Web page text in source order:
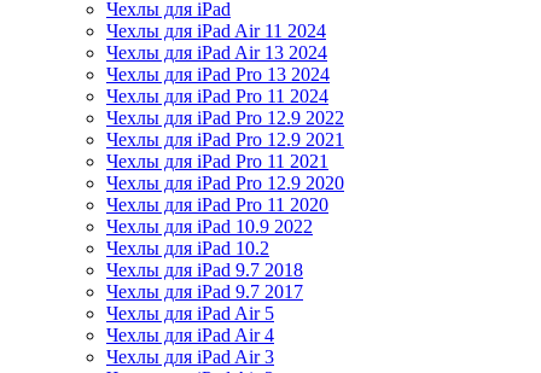
Чехлы для iPad
Чехлы для iPad Air 11 2024
Чехлы для iPad Air 13 2024
Чехлы для iPad Pro 13 2024
Чехлы для iPad Pro 11 2024
Чехлы для iPad Pro 12.9 2022
Чехлы для iPad Pro 12.9 2021
Чехлы для iPad Pro 11 2021
Чехлы для iPad Pro 12.9 2020
Чехлы для iPad Pro 11 2020
Чехлы для iPad 10.9 2022
Чехлы для iPad 10.2
Чехлы для iPad 9.7 2018
Чехлы для iPad 9.7 2017
Чехлы для iPad Air 5
Чехлы для iPad Air 4
Чехлы для iPad Air 3